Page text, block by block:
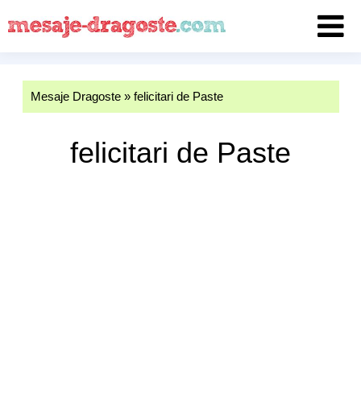
Mesaje Dragoste» felicitari de Paste
felicitari de Paste